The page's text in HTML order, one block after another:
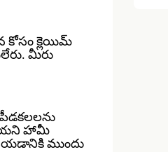
కోసం క్లెయిమ్
మీరు
హామీ
ముందు